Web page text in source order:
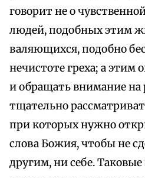
говорит не о
людей, подобных этим
валяющихся, подобно
нечистоте греха; а этим
и обращать внимание на
тщательно
при которых нужно
слова Божия, чтобы не
другим, ни себе.